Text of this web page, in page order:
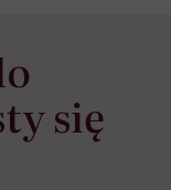
się